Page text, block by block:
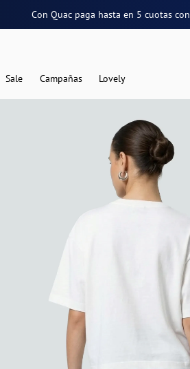
Con Quac paga hasta en 5 cuotascon
Sale Campañas Lovely